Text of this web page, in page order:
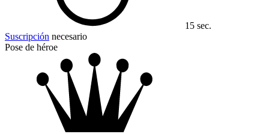
15 sec.
Suscripción necesario
Pose de héroe